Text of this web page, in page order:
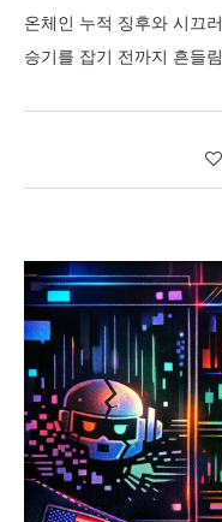
온체인 누적 징후와 시끄
승기를 잡기 전까지 흔들